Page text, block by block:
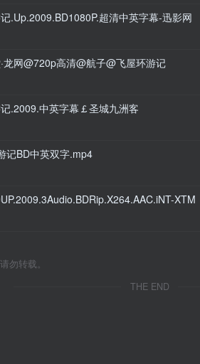
.Up.2009.BD1080P.超清中英字幕-迅影网
龙网@720p高清@航子@飞屋环游记
.2009.中英字幕￡圣城九洲客
记BD中英双字.mp4
XTM
勿转载。
THE END